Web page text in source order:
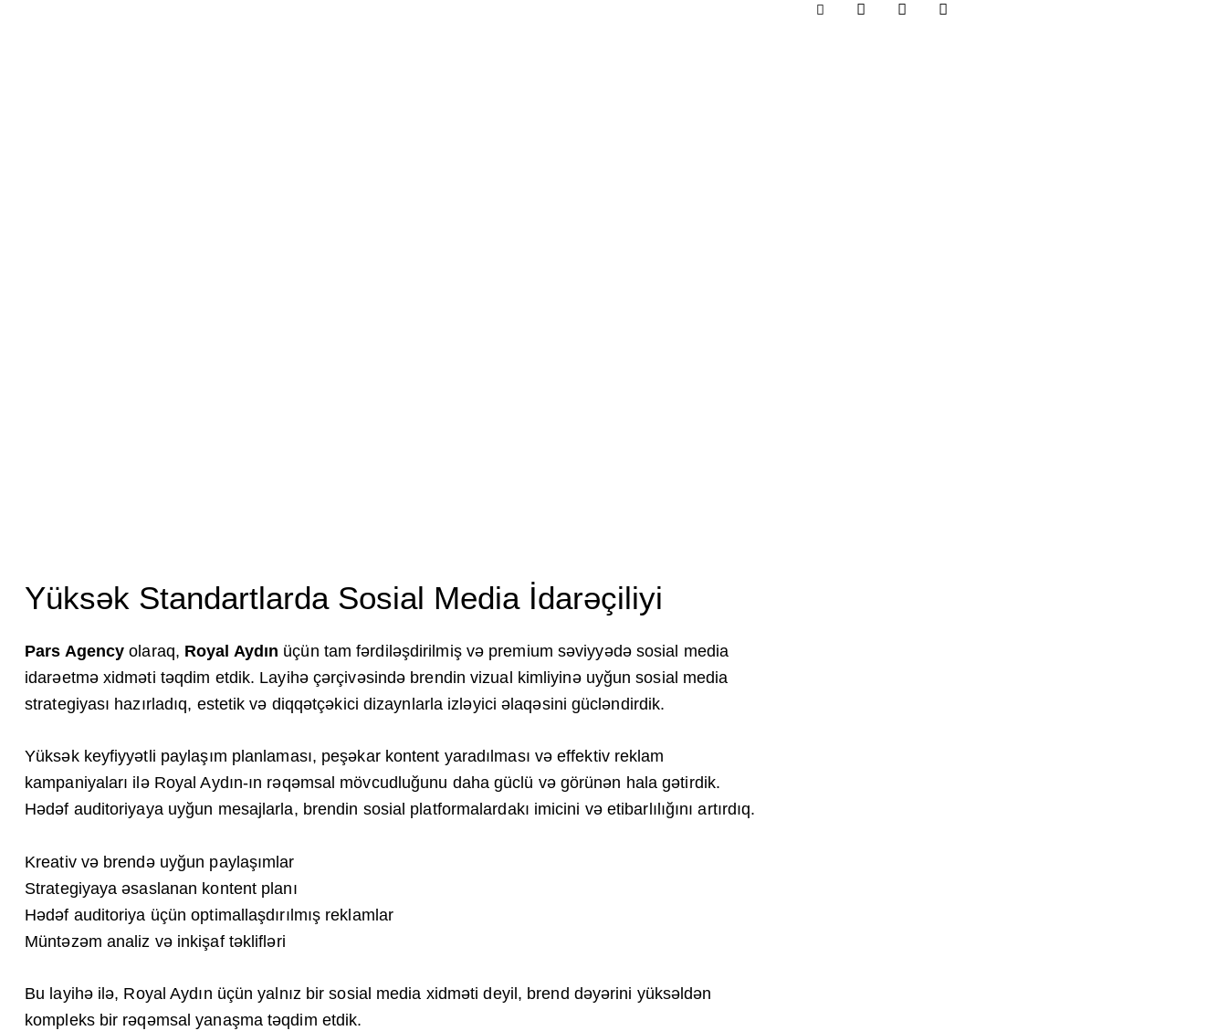
Yüksək Standartlarda Sosial Media İdarəçiliyi
Pars Agency olaraq, Royal Aydın üçün tam fərdiləşdirilmiş və premium səviyyədə sosial media
idarəetmə xidməti təqdim etdik. Layihə çərçivəsində brendin vizual kimliyinə uyğun sosial media
strategiyası hazırladıq, estetik və diqqətçəkici dizaynlarla izləyici əlaqəsini gücləndirdik.
Yüksək keyfiyyətli paylaşım planlaması, peşəkar kontent yaradılması və effektiv reklam
kampaniyaları ilə Royal Aydın-ın rəqəmsal mövcudluğunu daha güclü və görünən hala gətirdik.
Hədəf auditoriyaya uyğun mesajlarla, brendin sosial platformalardakı imicini və etibarlılığını artırdıq.
Kreativ və brendə uyğun paylaşımlar
Strategiyaya əsaslanan kontent planı
Hədəf auditoriya üçün optimallaşdırılmış reklamlar
Müntəzəm analiz və inkişaf təklifləri
Bu layihə ilə, Royal Aydın üçün yalnız bir sosial media xidməti deyil, brend dəyərini yüksəldən
kompleks bir rəqəmsal yanaşma təqdim etdik.